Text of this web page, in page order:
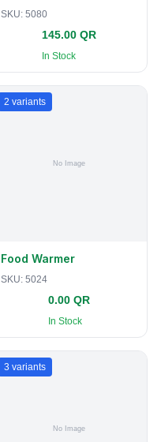
SKU: 5080
145.00 QR
In Stock
2 variants
Food Warmer
SKU: 5024
0.00 QR
In Stock
3 variants